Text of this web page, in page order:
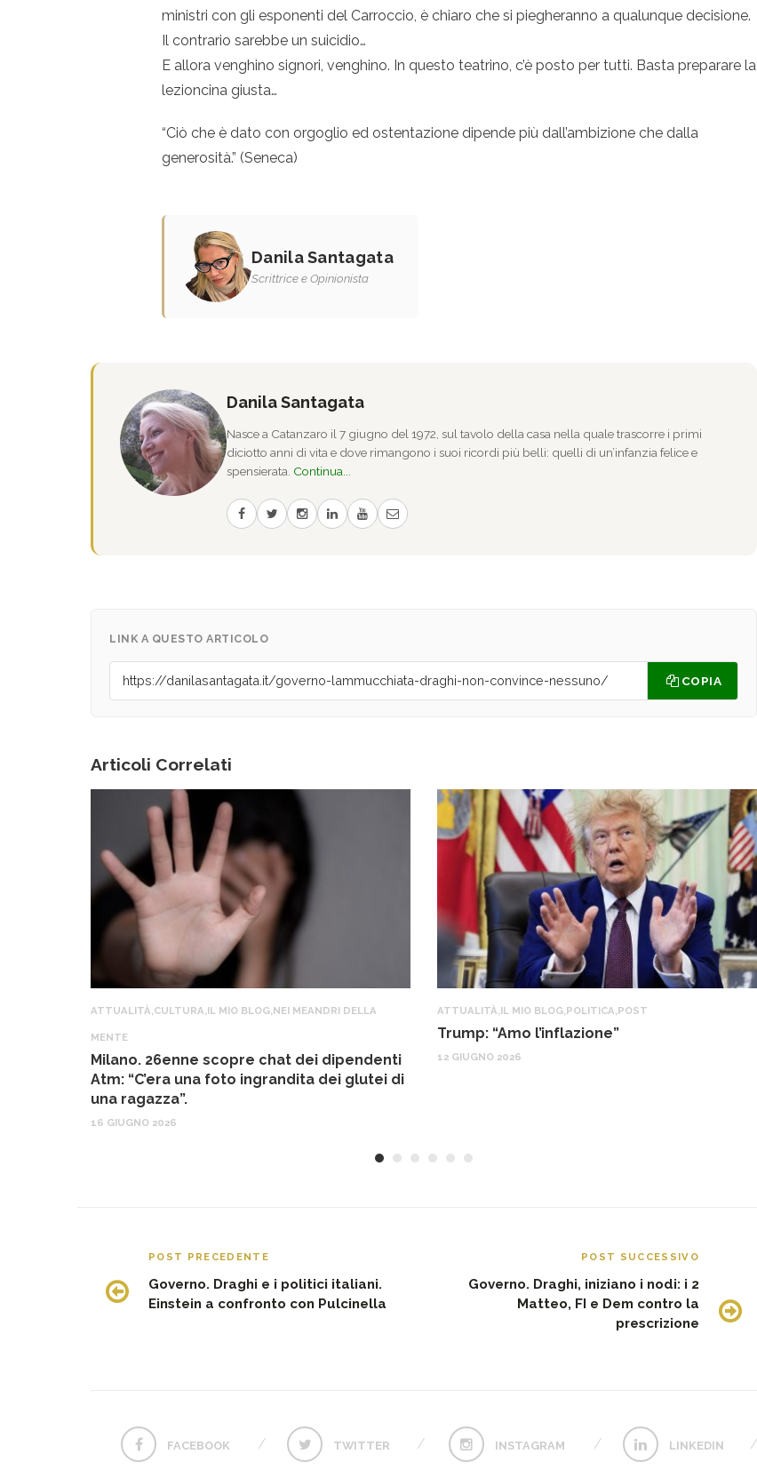
ministri con gli esponenti del Carroccio, è chiaro che si piegheranno a qualunque decisione.
Il contrario sarebbe un suicidio…
E allora venghino signori, venghino. In questo teatrino, c’è posto per tutti. Basta preparare la
lezioncina giusta…
“Ciò che è dato con orgoglio ed ostentazione dipende più dall’ambizione che dalla
generosità.” (Seneca)
Danila Santagata
Scrittrice e Opinionista
Danila Santagata
Nasce a Catanzaro il 7 giugno del 1972, sul tavolo della casa nella quale trascorre i primi
diciotto anni di vita e dove rimangono i suoi ricordi più belli: quelli di un’infanzia felice e
spensierata. Continua...
LINK A QUESTO ARTICOLO
COPIA
Articoli Correlati
ATTUALITÀ CULTURA IL MIO BLOG NEI MEANDRI DELLA
MENTE
Milano. 26enne scopre chat dei dipendenti
Atm: “C’era una foto ingrandita dei glutei di
una ragazza”.
16 GIUGNO 2026
ATTUALITÀ IL MIO BLOG POLITICA POST
Trump: “Amo l’inflazione”
12 GIUGNO 2026
POST PRECEDENTE
Governo. Draghi e i politici italiani.
Einstein a confronto con Pulcinella
POST SUCCESSIVO
Governo. Draghi, iniziano i nodi: i 2
Matteo, FI e Dem contro la
prescrizione
FACEBOOK TWITTER INSTAGRAM LINKEDIN